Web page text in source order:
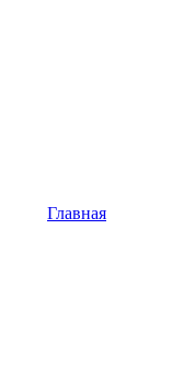
Главная